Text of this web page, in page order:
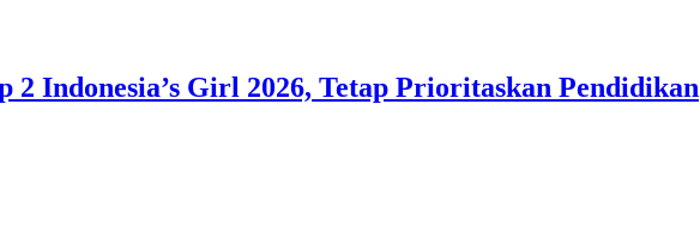
Indonesia’s Girl 2026, Tetap Prioritaskan Pendidikan